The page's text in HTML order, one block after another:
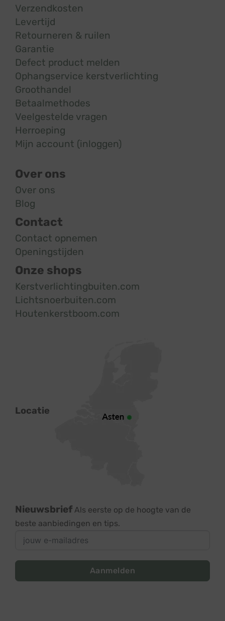
Verzendkosten
Levertijd
Retourneren & ruilen
Garantie
Defect product melden
Ophangservice kerstverlichting
Groothandel
Betaalmethodes
Veelgestelde vragen
Herroeping
Mijn account (inloggen)
Over ons
Over ons
Blog
Contact
Contact opnemen
Openingstijden
Onze shops
Kerstverlichtingbuiten.com
Lichtsnoerbuiten.com
Houtenkerstboom.com
Locatie
Nieuwsbrief Als eerste op de hoogte van de
beste aanbiedingen en tips.
Aanmelden